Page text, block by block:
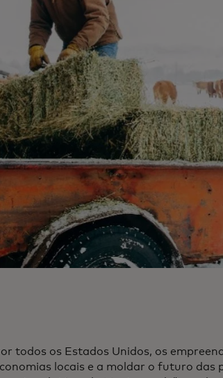
todos os Estados Unidos, os
locais e a moldar o futuro das